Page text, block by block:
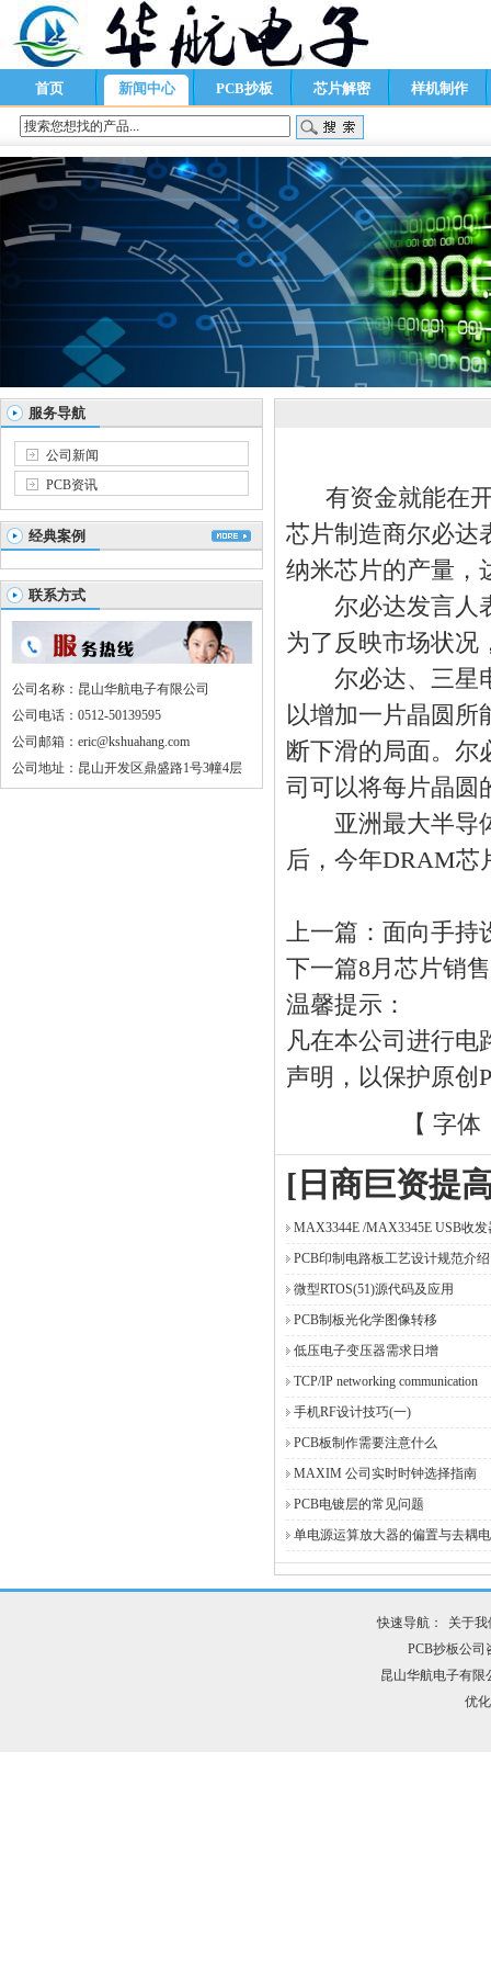
首页 新闻中心 PCB抄板 芯片解密 样机制作
服务导航
公司新闻
PCB资讯
经典案例
联系方式
公司名称：昆山华航电子有限公司
公司电话：0512-50139595
公司邮箱：eric@kshuahang.com
公司地址：昆山开发区鼎盛路1号3幢4层
有资金就能在开
芯片制造商尔必达
纳米芯片的产量，
尔必达发言人表
为了反映市场状况
尔必达、三星电
以增加一片晶圆所
断下滑的局面。尔
司可以将每片晶圆
亚洲最大半导体
后，今年DRAM芯
上一篇： 面向手持
下一篇8月芯片销
温馨提示：
凡在本公司进行电
声明，以保护原创
【 字体
[日商巨资提
MAX3344E /MAX3345E USB收发
PCB印制电路板工艺设计规范介绍
微型RTOS(51)源代码及应用
PCB制板光化学图像转移
低压电子变压器需求日增
TCP/IP networking communication
手机RF设计技巧(一)
PCB板制作需要注意什么
MAXIM 公司实时时钟选择指南
PCB电镀层的常见问题
单电源运算放大器的偏置与去耦
快速导航：
关于我
PCB抄板公司
昆山华航电子有
优